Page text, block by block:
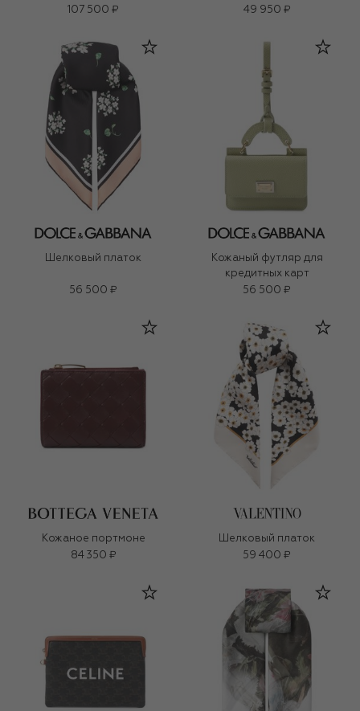
107 500 ₽
49 950 ₽
Шелковый платок
56 500 ₽
Кожаный футляр для
кредитных карт
56 500 ₽
Кожаное портмоне
84 350 ₽
Шелковый платок
59 400 ₽